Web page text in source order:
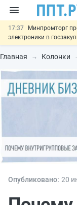
17:37
Минпромторг
электроники в
17:13 Подписан указ
недружественных
сделках: инициатива
15:51
МВД запускает
иностранцев за
Главная Колонки
Опубликовано: 20